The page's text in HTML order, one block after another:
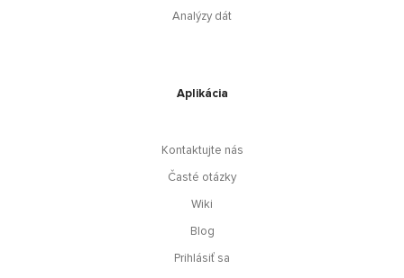
Analýzy dát
Aplikácia
Kontaktujte nás
Časté otázky
Wiki
Blog
Prihlásiť sa